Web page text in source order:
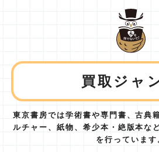
買取ジャ
東京書房では学術書や専門書、古典
ルチャー、紙物、 希少本・絶版本な
を行っています